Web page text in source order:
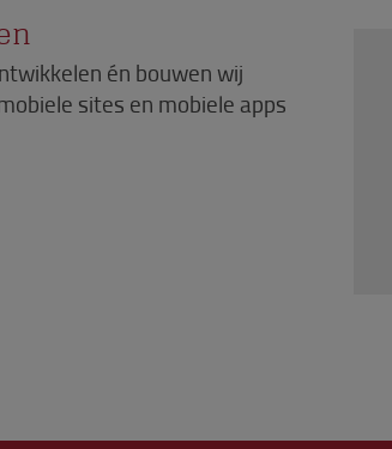
én bouwen wij
sites en mobiele apps